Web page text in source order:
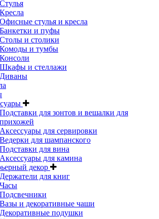
Стулья
Кресла
Офисные стулья и кресла
Банкетки и пуфы
Столы и столики
Комоды и тумбы
Консоли
Шкафы и стеллажи
Диваны
Подставки для зонтов и вешалки для
прихожей
Аксессуары для сервировки
Ведерки для шампанского
Подставки для вина
Аксессуары для камина
декор
Держатели для книг
Часы
Подсвечники
Вазы и декоративные чаши
Декоративные подушки